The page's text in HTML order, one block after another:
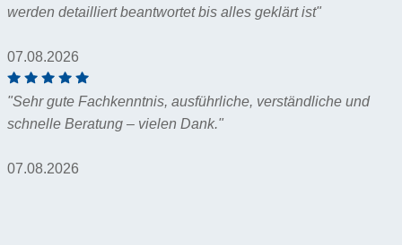
werden detailliert beantwortet bis alles geklärt ist"
07.08.2026
"Sehr gute Fachkenntnis, ausführliche, verständliche und
schnelle Beratung – vielen Dank."
07.08.2026